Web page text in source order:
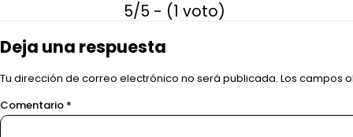
5/5 - (1 voto)
Deja una respuesta
Tu dirección de correo electrónico no será publicada. Los campos
Comentario *